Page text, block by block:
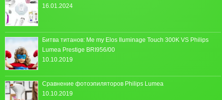
16.01.2024
Битва титанов: Me my Elos Iluminage Touch 300K VS Philips
Lumea Prestige BRI956/00
10.10.2019
Сравнение фотоэпиляторов Philips Lumea
10.10.2019